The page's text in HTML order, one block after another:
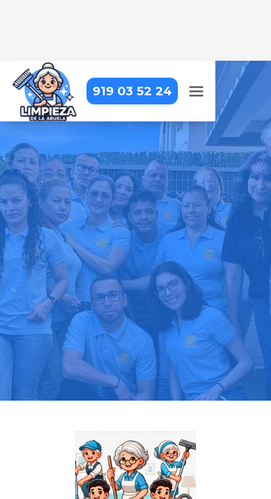
919 03 52 24
LIMPIEZA DE APARTAMENTOS
TURÍSTICOS EN COLMENAREJO
Dejamos tus apartamentos
impecables para que tus
huéspedes se sientan como en
casa
Pide tu presupuesto gratis
Llama hoy: 919 03 52 24
Más de 1000 clientes confían en nosotros
⭐⭐⭐⭐⭐